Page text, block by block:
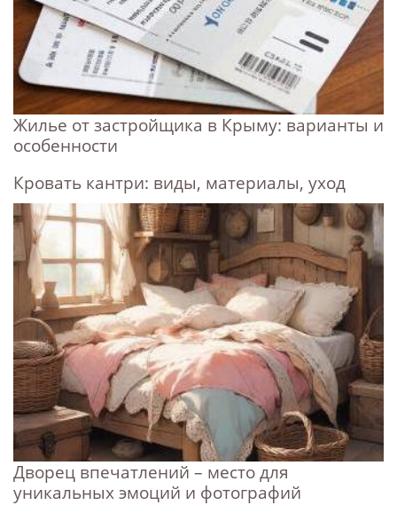
Жилье от застройщика в Крыму: варианты и
особенности
Кровать кантри: виды, материалы, уход
Дворец впечатлений – место для
уникальных эмоций и фотографий